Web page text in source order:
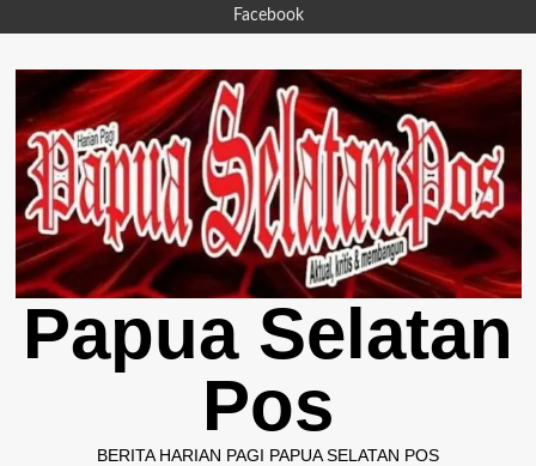
content
Facebook
Papua Selatan
Pos
BERITA HARIAN PAGI PAPUA SELATAN POS